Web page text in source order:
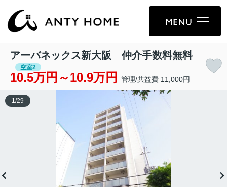
アーバネックス新大阪 仲介手数料無料
空室2
10.5万円～10.9万円 管理/共益費 11,000円
1 /29